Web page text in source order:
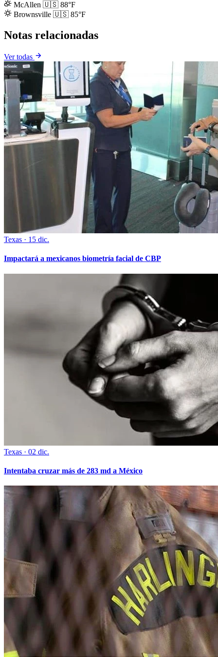
McAllen 🇺🇸 88°F
Brownsville 🇺🇸 85°F
Notas relacionadas
Ver todas
Texas · 15 dic.
Impactará a mexicanos biometría facial de CBP
Texas · 02 dic.
Intentaba cruzar más de 283 md a México